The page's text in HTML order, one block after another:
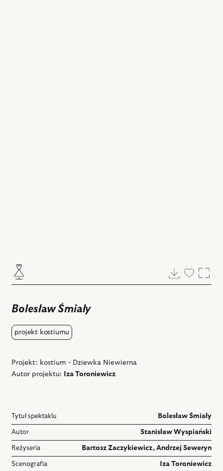
Pobierz
Dodaj
Bolesław Śmiały
projekt kostiumu
Projekt: kostium - Dziewka Niewierna
Autor projektu:
Iza Toroniewicz
Tytuł spektaklu Bolesław Śmiały
Autor Stanisław Wyspiański
Reżyseria Bartosz Zaczykiewicz, Andrzej Seweryn
Scenografia Iza Toroniewicz